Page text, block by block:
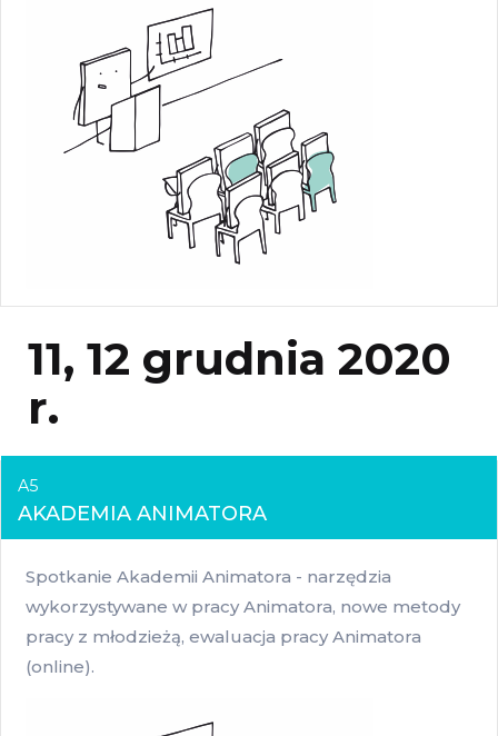
11, 12 grudnia 2020
r.
A5
AKADEMIA ANIMATORA
Spotkanie Akademii Animatora - narzędzia
wykorzystywane w pracy Animatora, nowe metody
pracy z młodzieżą, ewaluacja pracy Animatora
(online).